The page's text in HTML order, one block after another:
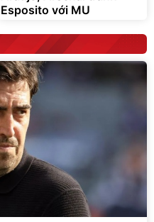
Esposito với MU